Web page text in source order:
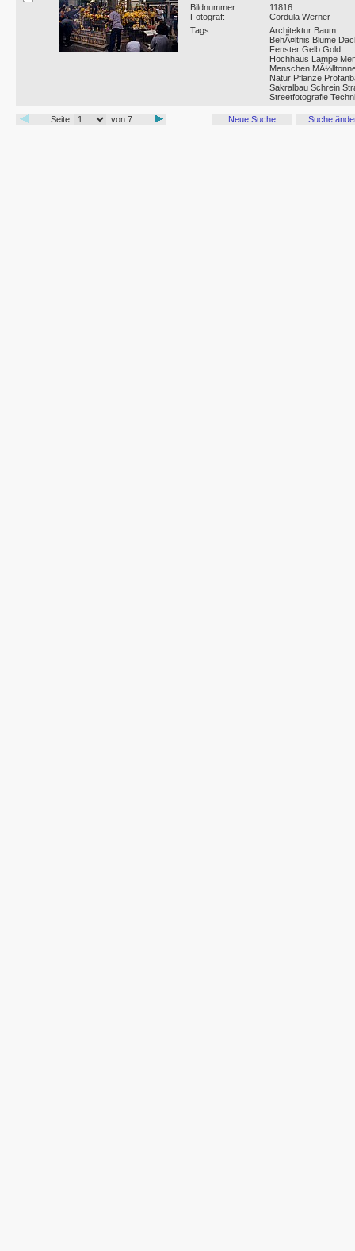
Bildnummer:
11816
Fotograf:
Cordula Werner
Tags:
Architektur Baum
BehÃ¤ltnis Blume
Fenster Gelb Gold
Hochhaus Lampe
Menschen
Natur Pflanze
Sakralbau Schrein
Streetfotografie
Seite von 7 Neue Suche Suche